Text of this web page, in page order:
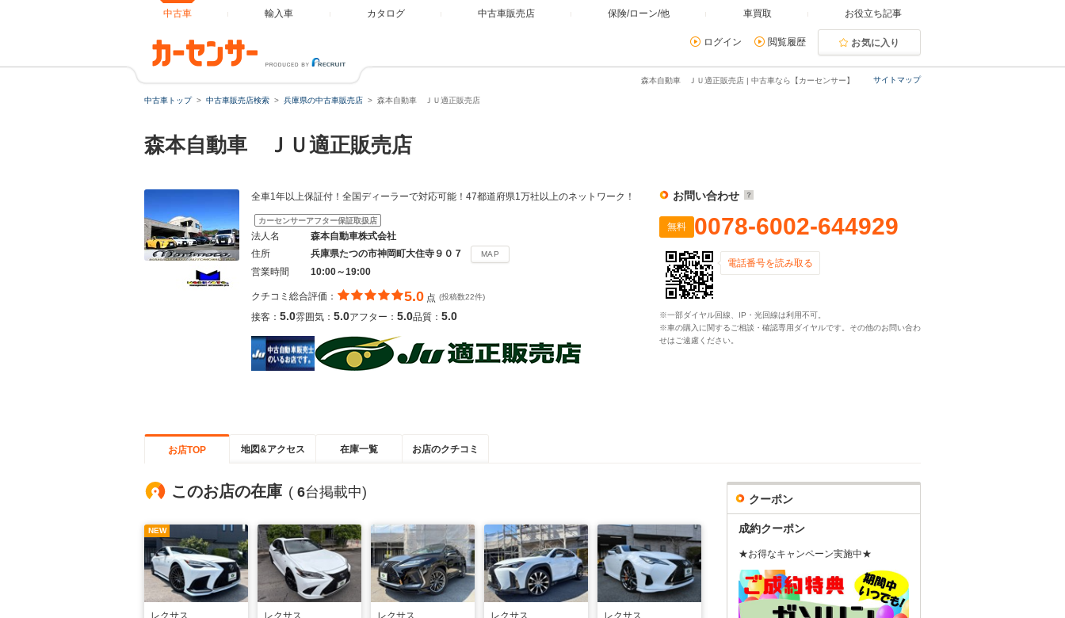
中古車 輸入車 カタログ 中古車販売店 保険/ローン/他 車買取 お役立ち記事
ログイン 閲覧履歴 お気に入り
サイトマップ
森本自動車 ＪＵ適正販売店 | 中古車なら【カーセンサー】
中古車トップ 中古車販売店検索 兵庫県の中古車販売店 森本自動車 ＪＵ適正販売店
森本自動車 ＪＵ適正販売店
全車1年以上保証付！全国ディーラーで対応可能！47都道府県1万社以上のネットワーク！
カーセンサーアフター保証取扱店
法人名
森本自動車株式会社
住所
兵庫県たつの市神岡町大住寺９０７ MAP
営業時間 10:00～19:00
クチコミ総合評価： 5.0 点 (投稿数22件)
接客： 5.0雰囲気： 5.0アフター： 5.0品質： 5.0
お問い合わせ
無料 0078-6002-644929
電話番号を読み取る
※一部ダイヤル回線、IP・光回線は利用不可。
※車の購入に関するご相談・確認専用ダイヤルです。その他のお問い合わ
せはご遠慮ください。
お店TOP 地図&アクセス 在庫一覧 お店のクチコミ
このお店の在庫 ( 6台掲載中)
NEW
レクサス レクサス レクサス レクサス レクサス
クーポン
成約クーポン
★お得なキャンペーン実施中★